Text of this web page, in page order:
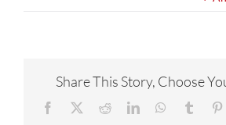
CONTACTA
Share This Story, Choose
Facebook RedditLinkedInWhatsApp
Tumblr